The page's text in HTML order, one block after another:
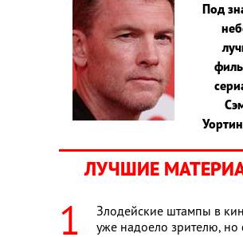
Под
ЛУЧШИЕ
Злодейские штампы в
уже надоело зрителю,